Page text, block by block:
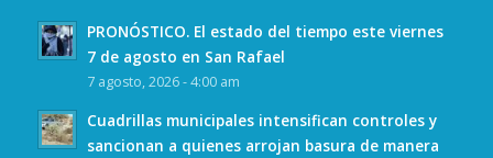
PRONÓSTICO. El estado del tiempo este viernes
7 de agosto en San Rafael
7 agosto, 2026 - 4:00 am
Cuadrillas municipales intensifican controles y
sancionan a quienes arrojan basura de manera